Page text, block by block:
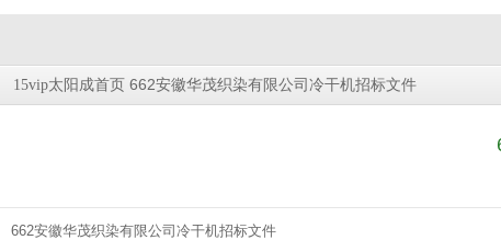
15vip太阳成首页 662安徽华茂织染有限公司冷干机招标文件
662安徽华茂织染有限公司冷干机招标文件